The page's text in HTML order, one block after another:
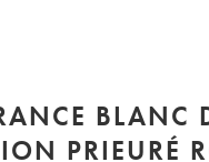
BLANC
PRIEURÉ